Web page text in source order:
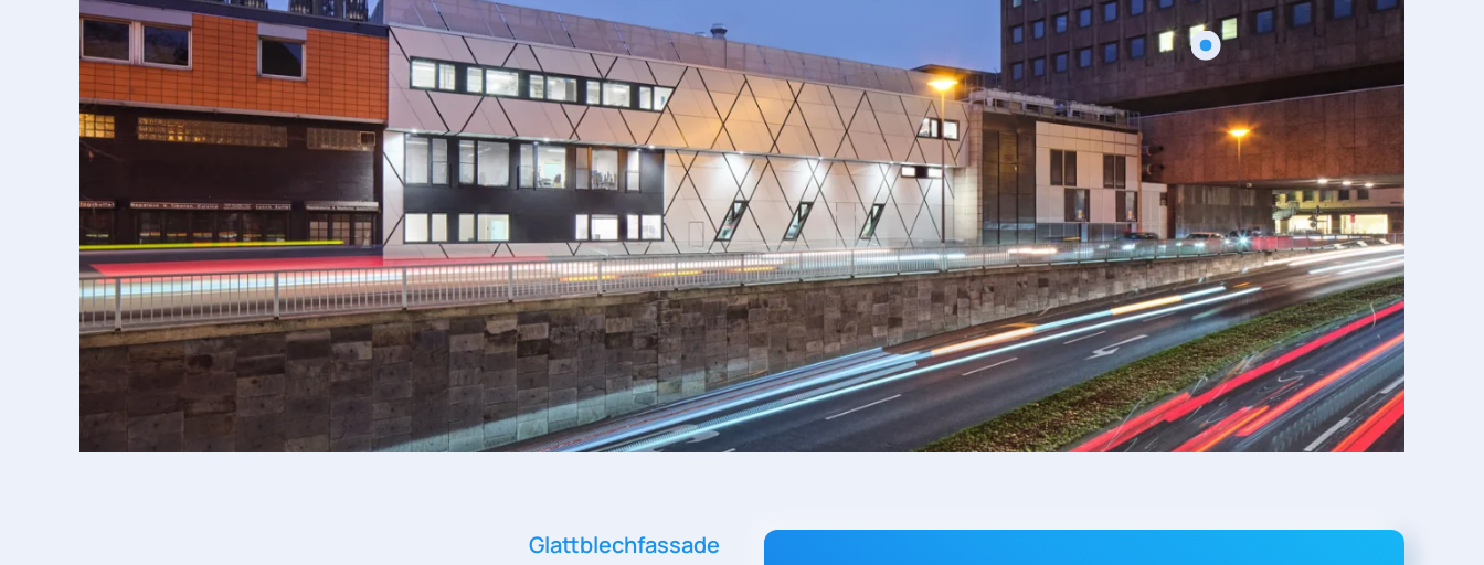
Glattblechfassade